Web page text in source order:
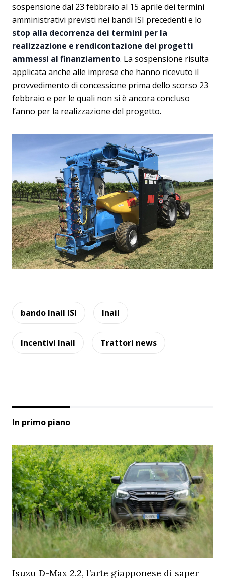
sospensione dal 23 febbraio al 15 aprile dei termini
amministrativi previsti nei bandi ISI precedenti e lo
stop alla decorrenza dei termini per la
realizzazione e rendicontazione dei progetti
ammessi al finanziamento. La sospensione risulta
applicata anche alle imprese che hanno ricevuto il
provvedimento di concessione prima dello scorso 23
febbraio e per le quali non si è ancora concluso
l’anno per la realizzazione del progetto.
bando Inail ISI Inail
Incentivi Inail Trattori news
In primo piano
Isuzu D-Max 2.2, l’arte giapponese di saper